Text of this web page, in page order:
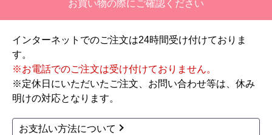
お買い物の際にご確認ください
インターネットでのご注文は24時間受け付けておりま
す。
※お電話でのご注文は受け付けておりません。
※定休日にいただいたご注文、お問い合わせ等は、休み
明けの対応となります。
お支払い方法について